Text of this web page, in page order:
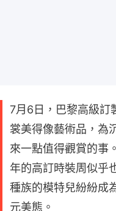
7月6日，巴黎高級訂
裳美得像藝術品，為
來一點值得觀賞的事
年的高訂時裝周似乎
種族的模特兒紛紛成
元美態。